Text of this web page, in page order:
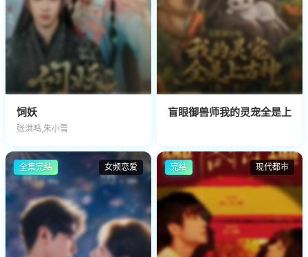
饲妖
张洪鸣,朱小雪
盲眼御兽师我的灵宠全是上古
女频恋爱
全集完结 现代都市
完结